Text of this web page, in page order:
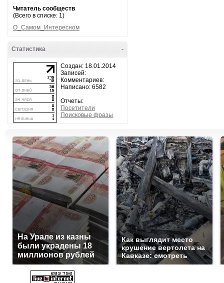
Читатель сообществ
(Всего в списке: 1)
О_Самом_Интересном
-
Статистика
Создан: 18.01.2014
Записей:
Комментариев:
Написано: 6582
Отчеты:
Посетители
Поисковые фразы
На Урале из казны
были украдены 18
миллионов рублей
Как выглядит место
крушение вертолета на
Кавказе: смотреть